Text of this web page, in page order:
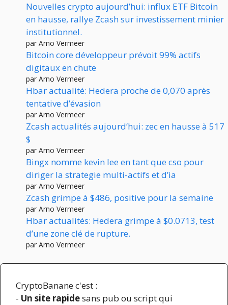
Nouvelles crypto aujourd’hui: influx ETF Bitcoin
en hausse, rallye Zcash sur investissement minier
institutionnel.
par Arno Vermeer
Bitcoin core développeur prévoit 99% actifs
digitaux en chute
par Arno Vermeer
Hbar actualité: Hedera proche de 0,070 après
tentative d’évasion
par Arno Vermeer
Zcash actualités aujourd’hui: zec en hausse à 517
$
par Arno Vermeer
Bingx nomme kevin lee en tant que cso pour
diriger la strategie multi-actifs et d’ia
par Arno Vermeer
Zcash grimpe à $486, positive pour la semaine
par Arno Vermeer
Hbar actualités: Hedera grimpe à $0.0713, test
d’une zone clé de rupture.
par Arno Vermeer
CryptoBanane c'est :
- Un site rapidesans pub ou script qui